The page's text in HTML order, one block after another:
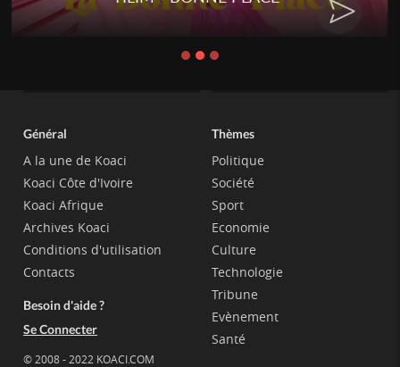
Général
A la une de Koaci
Koaci Côte d'Ivoire
Koaci Afrique
Archives Koaci
Conditions d'utilisation
Contacts
Besoin d'aide ?
Se Connecter
© 2008 - 2022 KOACI.COM
Thèmes
Politique
Société
Sport
Economie
Culture
Technologie
Tribune
Evènement
Santé